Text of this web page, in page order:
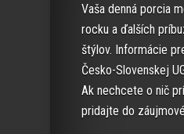
Vaša denná porcia
rocku a ďalších
štýlov. Informácie
Česko-Slovenskej
Ak nechcete o nič
pridajte do